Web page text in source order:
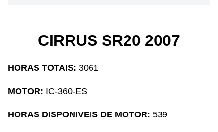
CIRRUS SR20 2007
HORAS TOTAIS: 3061
MOTOR: IO-360-ES
HORAS DISPONIVEIS DE MOTOR: 539